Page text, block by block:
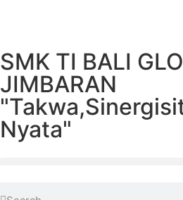
SMK TI BALI
JIMBARAN
Nyata"